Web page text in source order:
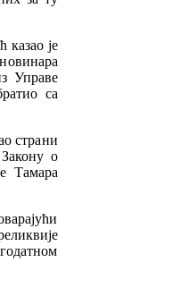
је
Управе
са
страни
о
Тамара